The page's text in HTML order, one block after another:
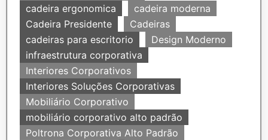
cadeira ergonomica
cadeira moderna
Cadeira Presidente
Cadeiras
cadeiras para escritorio
Design Moderno
infraestrutura corporativa
Interiores Corporativos
Interiores Soluções Corporativas
Mobiliário Corporativo
mobiliário corporativo alto padrão
Poltrona Corporativa Alto Padrão